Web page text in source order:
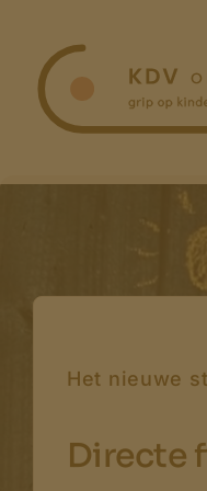
inhoud
Het nieuwe
Directe